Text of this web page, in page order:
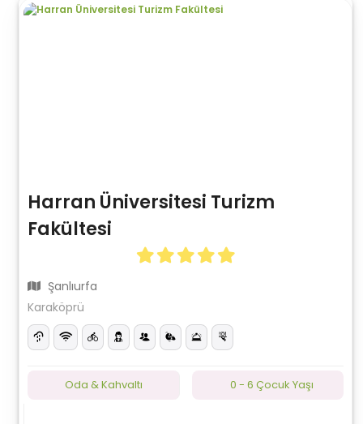
Harran Üniversitesi Turizm
Fakültesi
Şanlıurfa
Karaköprü
Oda & Kahvaltı 0 - 6 Çocuk Yaşı